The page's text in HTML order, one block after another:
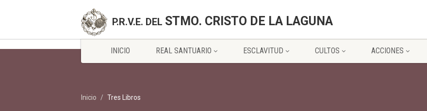
P.R.V.E. DEL STMO. CRISTO DE LA LAGUNA
INICIO REAL SANTUARIO ESCLAVITUD CULTOS ACCIONES
Inicio Tres Libros